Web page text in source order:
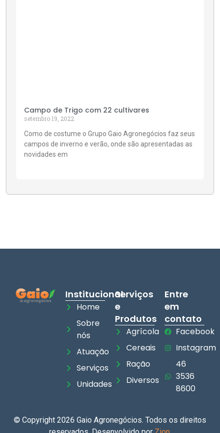
Campo de Trigo com 22 cultivares
setembro 19, 2022
Como de costume o Grupo Gaio Agronegócios faz seus
campos de inverno e verão, onde são apresentadas as
novidades em
Institucional
Home
Sobre
nós
Atuação
Serviços
Unidades
Serviços
e
Produtos
Agrícola
Cereais
Ração
Diversos
Entre
em
contato
Facebook
Instagram
46
3536
8600
© Copyright 2026 Gaio Agronegócios. Todos os direitos